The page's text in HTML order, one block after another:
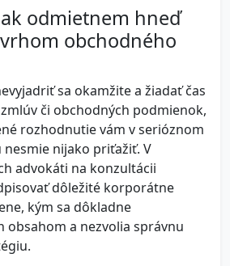
odmietnem hneď
obchodného
sa okamžite a žiadať čas
či obchodných podmienok,
rozhodnutie vám v serióznom
nijako priťažiť. V
advokáti na konzultácii
dôležité korporátne
kým sa dôkladne
obsahom a nezvolia správnu